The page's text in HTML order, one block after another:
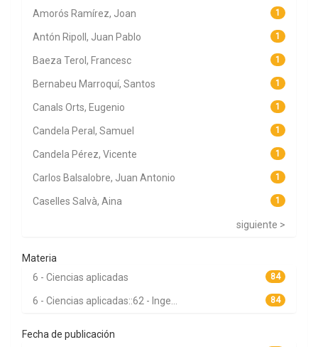
1
Amorós Ramírez, Joan
1
Antón Ripoll, Juan Pablo
1
Baeza Terol, Francesc
1
Bernabeu Marroquí, Santos
1
Canals Orts, Eugenio
1
Candela Peral, Samuel
1
Candela Pérez, Vicente
1
Carlos Balsalobre, Juan Antonio
1
Caselles Salvà, Aina
siguiente >
Materia
84
6 - Ciencias aplicadas
84
6 - Ciencias aplicadas::62 - Inge...
Fecha de publicación